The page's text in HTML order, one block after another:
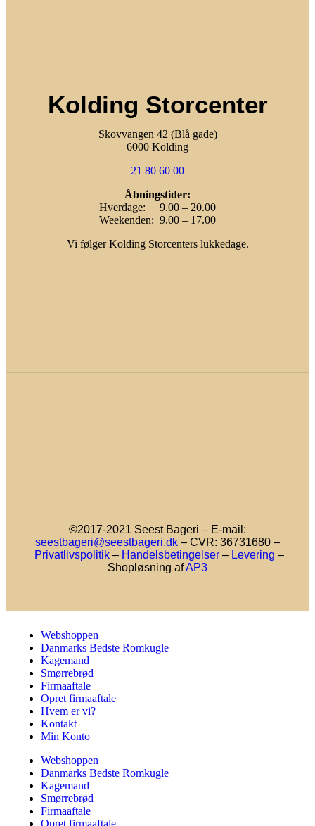
Kolding Storcenter
Skovvangen 42 (Blå gade)
6000 Kolding
21 80 60 00
Åbningstider:
Hverdage: 9.00 – 20.00
Weekenden: 9.00 – 17.00
Vi følger Kolding Storcenters lukkedage.
©2017-2021 Seest Bageri – E-mail:
seestbageri@seestbageri.dk – CVR: 36731680 –
Privatlivspolitik– Handelsbetingelser– Levering –
Shopløsning afAP3
Webshoppen
Danmarks Bedste Romkugle
Kagemand
Smørrebrød
Firmaaftale
Opret firmaaftale
Hvem er vi?
Kontakt
Min Konto
Webshoppen
Danmarks Bedste Romkugle
Kagemand
Smørrebrød
Firmaaftale
Opret firmaaftale